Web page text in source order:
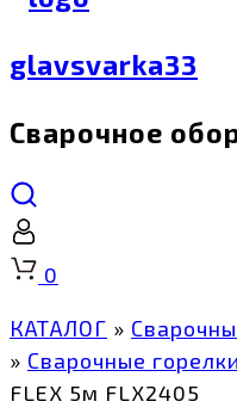
glavsvarka33
Сварочное
Корзина
0
КАТАЛОГ »
» Сварочные
FLEX 5м FLX2405